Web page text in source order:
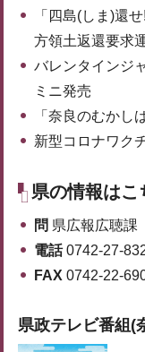
「四島(しま)還
方領土返還要求
バレンタインジ
ミニ発売
「奈良のむかし
新型コロナワク
県の情報は
問 県広報広聴課
電話0742-27-
FAX 0742-22-
県政テレビ番組(